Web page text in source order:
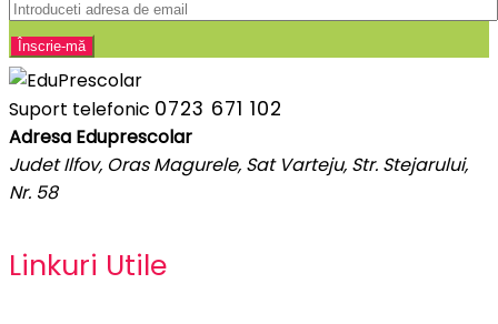
Suport telefonic 0723 671 102
Adresa Eduprescolar
Judet Ilfov, Oras Magurele, Sat Varteju, Str. Stejarului,
Nr. 58
Linkuri Utile